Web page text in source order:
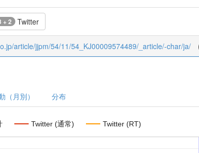
+ 2 Twitter
article/jjpm/54/11/54_KJ00009574489/_article/-char/ja/
（月別） 分布
Twitter (通常) Twitter (RT)